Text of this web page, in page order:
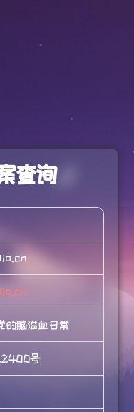
查询
的脑溢血日常
号